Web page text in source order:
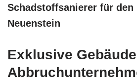
Schadstoffsanierer für den
Neuenstein
Exklusive Gebäude